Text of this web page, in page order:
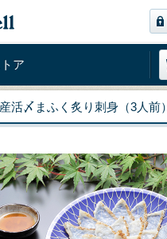
ア
活〆まふく炙り刺身（3人前）